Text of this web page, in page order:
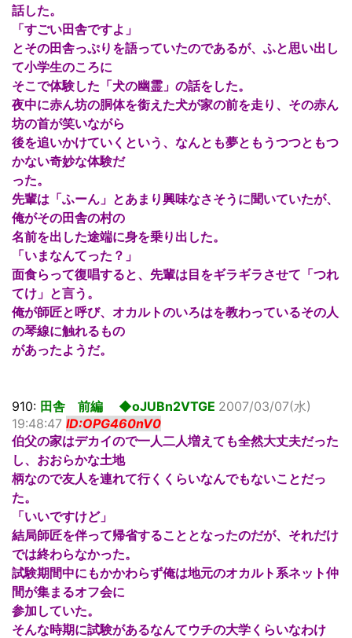
話した。
「すごい田舎ですよ」
とその田舎っぷりを語っていたのであるが、ふと思い出し
て小学生のころに
そこで体験した「犬の幽霊」の話をした。
夜中に赤ん坊の胴体を銜えた犬が家の前を走り、その赤ん
坊の首が笑いながら
後を追いかけていくという、なんとも夢ともうつつともつ
かない奇妙な体験だ
った。
先輩は「ふーん」とあまり興味なさそうに聞いていたが、
俺がその田舎の村の
名前を出した途端に身を乗り出した。
「いまなんてった？」
面食らって復唱すると、先輩は目をギラギラさせて「つれ
てけ」と言う。
俺が師匠と呼び、オカルトのいろはを教わっているその人
の琴線に触れるもの
があったようだ。
910: 田舎 前編 ◆oJUBn2VTGE 2007/03/07(水)
19:48:47 ID:OPG460nV0
伯父の家はデカイので一人二人増えても全然大丈夫だった
し、おおらかな土地
柄なので友人を連れて行くくらいなんでもないことだっ
た。
「いいですけど」
結局師匠を伴って帰省することとなったのだが、それだけ
では終わらなかった。
試験期間中にもかかわらず俺は地元のオカルト系ネット仲
間が集まるオフ会に
参加していた。
そんな時期に試験があるなんてウチの大学くらいなわけ